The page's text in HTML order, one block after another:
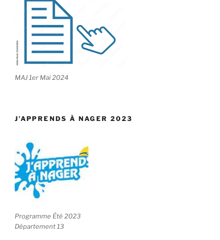
MAJ 1er Mai 2024
J’APPRENDS À NAGER 2023
Programme Été 2023
Département 13